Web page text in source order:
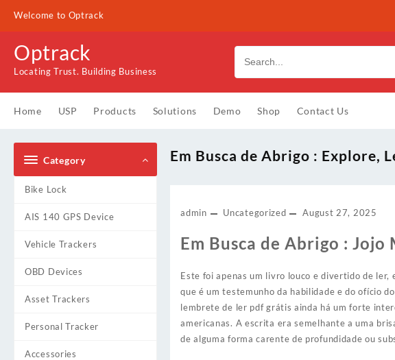
content
Welcome to Optrack
Optrack
Locating Trust. Building Business
Home USP Products Solutions Demo Shop Contact Us
Category
Bike Lock
AIS 140 GPS Device
Vehicle Trackers
OBD Devices
Asset Trackers
Personal Tracker
Accessories
Em Busca de Abrigo : Explore,
admin Uncategorized August 27, 2025
Em Busca de Abrigo : Jojo
Este foi apenas um livro louco e divertido de
que é um testemunho da habilidade e do ofício
lembrete de ler pdf grátis ainda há um forte
americanas. A escrita era semelhante a uma
de alguma forma carente de profundidade ou